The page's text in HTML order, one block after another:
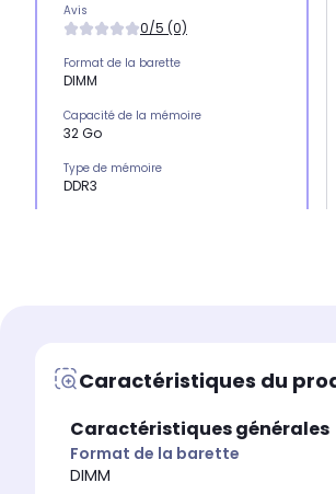
Avis
0/5 (0)
Format de la barette
DIMM
Capacité de la mémoire
32 Go
Type de mémoire
DDR3
Caractéristiques du
Caractéristiques générales
Format de la barette
DIMM